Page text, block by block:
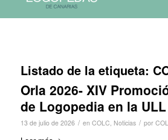
Listado de la etiqueta:
Orla 2026- XIV
de Logopedia en la ULL
13 de julio de 2026 / en COLC, Noticias / por